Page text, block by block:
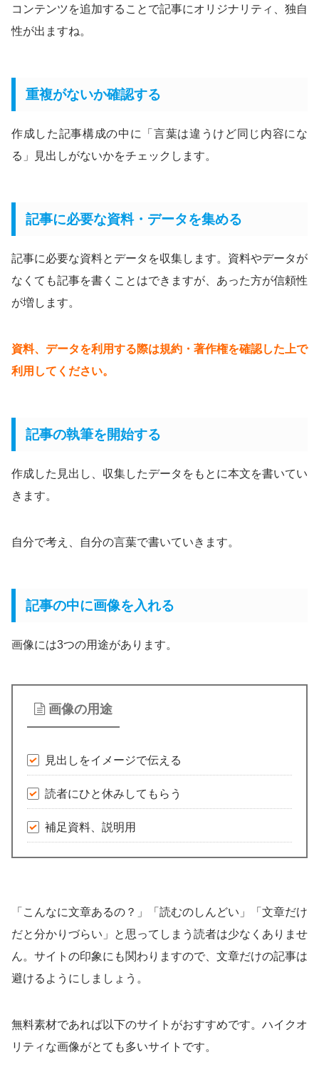
コンテンツを追加することで記事にオリジナリティ、独自
性が出ますね。
重複がないか確認する
作成した記事構成の中に「言葉は違うけど同じ内容にな
る」見出しがないかをチェックします。
記事に必要な資料・データを集める
記事に必要な資料とデータを収集します。資料やデータが
なくても記事を書くことはできますが、あった方が信頼性
が増します。
資料、データを利用する際は規約・著作権を確認した上で
利用してください。
記事の執筆を開始する
作成した見出し、収集したデータをもとに本文を書いてい
きます。
自分で考え、自分の言葉で書いていきます。
記事の中に画像を入れる
画像には3つの用途があります。
画像の用途
見出しをイメージで伝える
読者にひと休みしてもらう
補足資料、説明用
「こんなに文章あるの？」「読むのしんどい」「文章だけ
だと分かりづらい」と思ってしまう読者は少なくありませ
ん。サイトの印象にも関わりますので、文章だけの記事は
避けるようにしましょう。
無料素材であれば以下のサイトがおすすめです。ハイクオ
リティな画像がとても多いサイトです。